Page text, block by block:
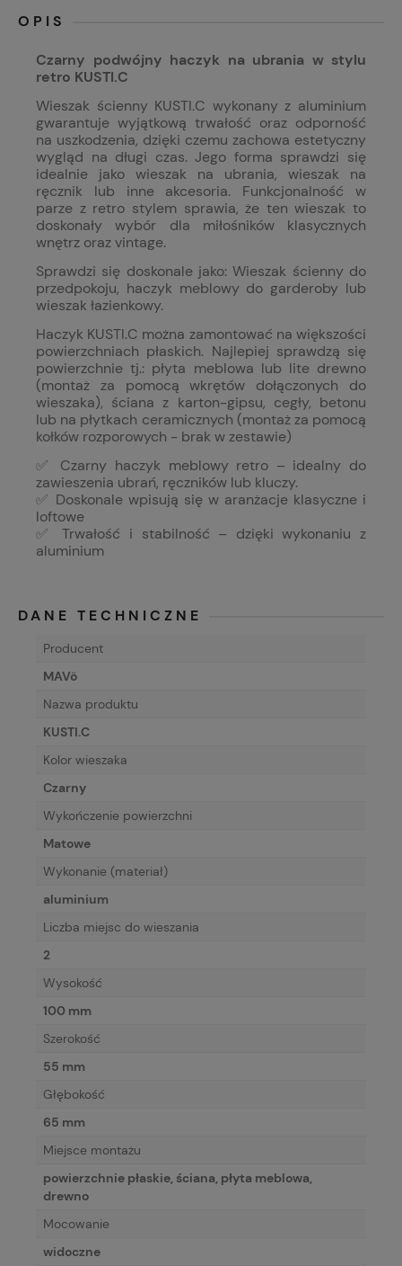
OPIS
Czarny podwójny haczyk na ubrania w stylu
retro KUSTI.C
Wieszak ścienny KUSTI.C wykonany z aluminium
gwarantuje wyjątkową trwałość oraz odporność
na uszkodzenia, dzięki czemu zachowa estetyczny
wygląd na długi czas. Jego forma sprawdzi się
idealnie jako wieszak na ubrania, wieszak na
ręcznik lub inne akcesoria. Funkcjonalność w
parze z retro stylem sprawia, że ten wieszak to
doskonały wybór dla miłośników klasycznych
wnętrz oraz vintage.
Sprawdzi się doskonale jako: Wieszak ścienny do
przedpokoju, haczyk meblowy do garderoby lub
wieszak łazienkowy.
Haczyk KUSTI.C można zamontować na większości
powierzchniach płaskich. Najlepiej sprawdzą się
powierzchnie tj.: płyta meblowa lub lite drewno
(montaż za pomocą wkrętów dołączonych do
wieszaka), ściana z karton-gipsu, cegły, betonu
lub na płytkach ceramicznych (montaż za pomocą
kołków rozporowych - brak w zestawie)
✅ Czarny haczyk meblowy retro – idealny do
zawieszenia ubrań, ręczników lub kluczy.
✅ Doskonale wpisują się w aranżacje klasyczne i
loftowe
✅ Trwałość i stabilność – dzięki wykonaniu z
aluminium
DANE TECHNICZNE
Producent
MAVö
Nazwa produktu
KUSTI.C
Kolor wieszaka
Czarny
Wykończenie powierzchni
Matowe
Wykonanie (materiał)
aluminium
Liczba miejsc do wieszania
2
Wysokość
100 mm
Szerokość
55 mm
Głębokość
65 mm
Miejsce montażu
powierzchnie płaskie, ściana, płyta meblowa,
drewno
Mocowanie
widoczne